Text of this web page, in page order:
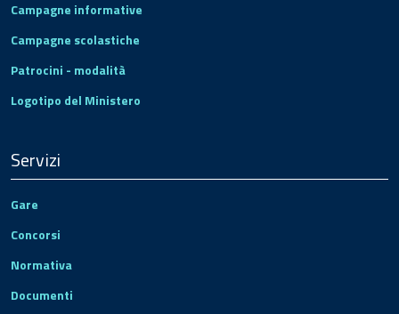
Campagne informative
Campagne scolastiche
Patrocini - modalità
Logotipo del Ministero
Servizi
Gare
Concorsi
Normativa
Documenti